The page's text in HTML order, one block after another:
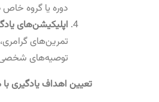
دوره یا گروه
اپلیکیشن‌های
تمرین‌های
توصیه‌های
تعیین اهداف یادگیری